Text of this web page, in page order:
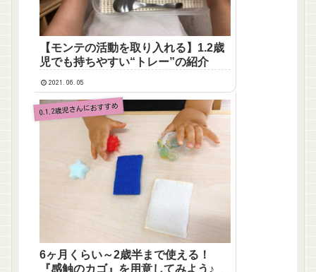
【モンテの活動を取り入れる】1.2歳
児でも持ちやすい“トレー”の紹介
2021.06.05
0.1.2歳児さんにおすすめ
6ヶ月くらい～2歳半まで使える！
『感触のカゴ』を用意してみよう♪